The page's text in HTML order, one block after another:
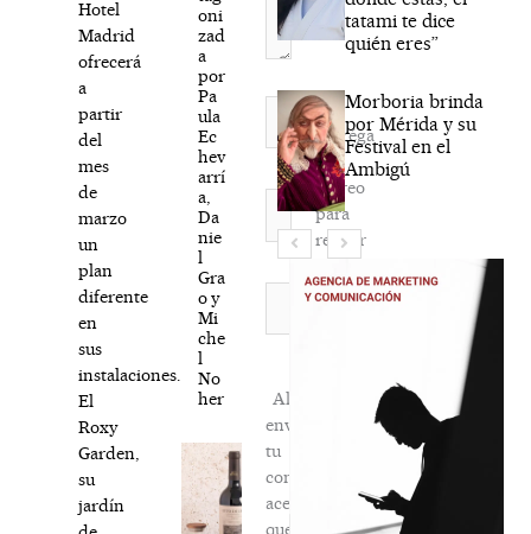
Hotel
Madrid
ofrecerá
a
partir
del
mes
de
marzo
un
plan
diferente
en
sus
instalaciones.
El
Roxy
Garden,
su
jardín
oni
zad
a
por
Pa
ula
Ec
hev
arrí
a,
Da
nie
l
Gra
o y
Mi
che
l
No
her
Nombre*
Correo
electrónico*
Agréga
mi
correo
para
recibir
la
newsletter
Al
enviar
tu
comentario,
aceptas
que
tatami te dice
quién eres”
Morboria brinda
por Mérida y su
Festival en el
Ambigú